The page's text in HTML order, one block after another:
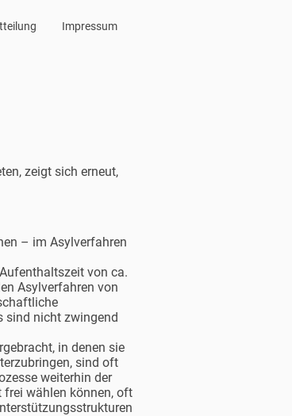
Impressum
zeigt sich erneut,
– im Asylverfahren
von ca.
Asylverfahren von
sind nicht zwingend
in denen sie
sind oft
weiterhin der
frei wählen können, oft